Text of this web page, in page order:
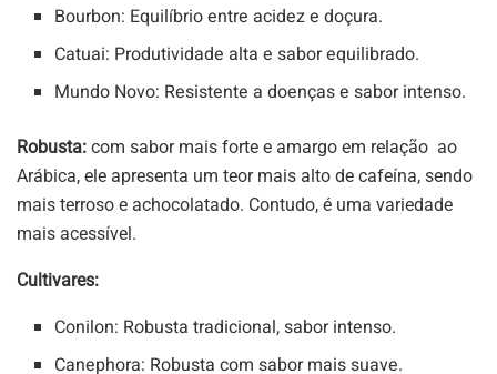
Bourbon: Equilíbrio entre acidez e doçura.
Catuai: Produtividade alta e sabor equilibrado.
Mundo Novo: Resistente a doenças e sabor intenso.
Robusta: com sabor mais forte e amargo em relação ao
Arábica, ele apresenta um teor mais alto de cafeína, sendo
mais terroso e achocolatado. Contudo, é uma variedade
mais acessível.
Cultivares:
Conilon: Robusta tradicional, sabor intenso.
Canephora: Robusta com sabor mais suave.